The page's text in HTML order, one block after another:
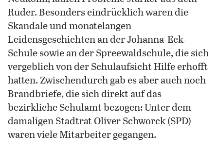
Ruder. Besonders eindrücklich waren die
Skandale und monatelangen
Leidensgeschichten an der Johanna-Eck-
Schule sowie an der Spreewaldschule, die sich
vergeblich von der Schulaufsicht Hilfe erhofft
hatten. Zwischendurch gab es aber auch noch
Brandbriefe, die sich direkt auf das
bezirkliche Schulamt bezogen: Unter dem
damaligen Stadtrat Oliver Schworck (SPD)
waren viele Mitarbeiter gegangen.